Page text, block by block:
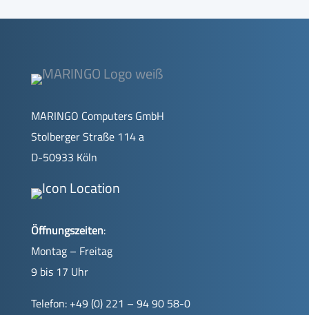
MARINGO Computers GmbH
Stolberger Straße 114 a
D-50933 Köln
Öffnungszeiten:
Montag – Freitag
9 bis 17 Uhr
Telefon: +49 (0) 221 – 94 90 58-0